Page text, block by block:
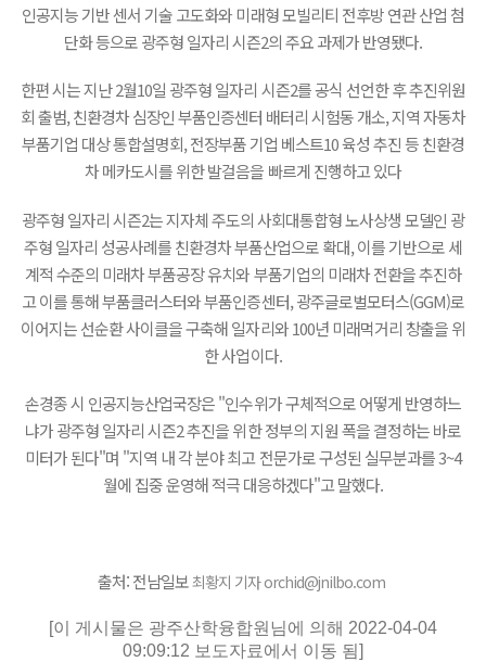
인공지능 기반 센서 기술 고도화와 미래형 모빌리티 전후방 연관 산업 첨
단화 등으로 광주형 일자리 시즌2의 주요 과제가 반영됐다.
한편 시는 지난 2월10일 광주형 일자리 시즌2를 공식 선언한 후 추진위원
회 출범, 친환경차 심장인 부품인증센터 배터리 시험동 개소, 지역 자동차
부품기업 대상 통합설명회, 전장부품 기업 베스트10 육성 추진 등 친환경
차 메카도시를 위한 발걸음을 빠르게 진행하고 있다
광주형 일자리 시즌2는 지자체 주도의 사회대통합형 노사상생 모델인 광
주형 일자리 성공사례를 친환경차 부품산업으로 확대, 이를 기반으로 세
계적 수준의 미래차 부품공장 유치와 부품기업의 미래차 전환을 추진하
고 이를 통해 부품클러스터와 부품인증센터, 광주글로벌모터스(GGM)로
이어지는 선순환 사이클을 구축해 일자리와 100년 미래먹거리 창출을 위
한 사업이다.
손경종 시 인공지능산업국장은 "인수위가 구체적으로 어떻게 반영하느
냐가 광주형 일자리 시즌2 추진을 위한 정부의 지원 폭을 결정하는 바로
미터가 된다"며 "지역 내 각 분야 최고 전문가로 구성된 실무분과를 3~4
월에 집중 운영해 적극 대응하겠다"고 말했다.
출처: 전남일보최황지 기자 orchid@jnilbo.com
[이 게시물은 광주산학융합원님에 의해 2022-04-04
09:09:12 보도자료에서 이동 됨]